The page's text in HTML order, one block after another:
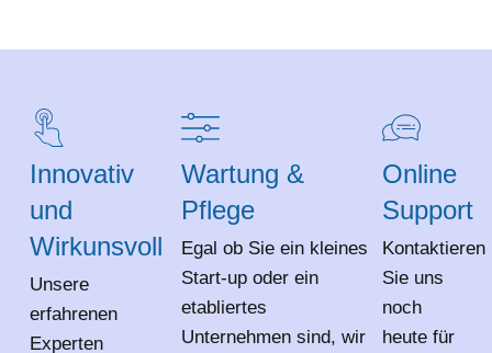
Innovativ
und
Wirkunsvoll
Unsere
erfahrenen
Experten
Wartung &
Pflege
Egal ob Sie ein kleines
Start-up oder ein
etabliertes
Unternehmen sind, wir
Online
Support
Kontaktieren
Sie uns
noch
heute für